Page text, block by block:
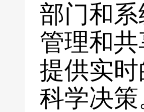
部门和
管理和
提供实
科学决策